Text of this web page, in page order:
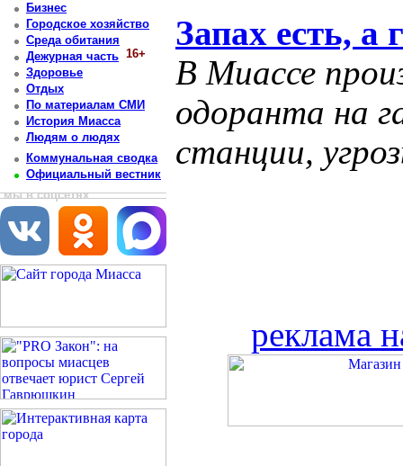
Бизнес
Городское хозяйство
Среда обитания
Дежурная часть 16+
Здоровье
Отдых
По материалам СМИ
История Миасса
Людям о людях
Коммунальная сводка
Официальный вестник
мы в соцсетях
Запах есть, а
В Миассе
одоранта на
станции,
реклама